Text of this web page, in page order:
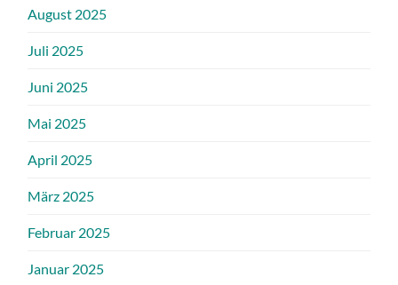
August 2025
Juli 2025
Juni 2025
Mai 2025
April 2025
März 2025
Februar 2025
Januar 2025